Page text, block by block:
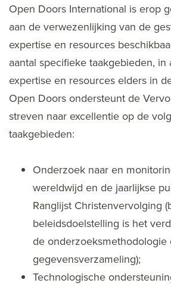
Open Doors International is erop
aan de verwezenlijking van de
expertise en resources
aantal specifieke taakgebieden, in
expertise en resources elders in
Open Doors ondersteunt de
streven naar excellentie op de
taakgebieden:
Onderzoek naar en
wereldwijd en de jaarlijkse
Ranglijst Christenvervolging
beleidsdoelstelling is het
de onderzoeksmethodologie
gegevensverzameling);
Technologische